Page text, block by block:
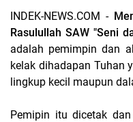
INDEK-NEWS.COM -
Rasulullah SAW "Seni
adalah pemimpin dan
kelak dihadapan Tuhan
lingkup kecil maupun
Pemipin itu dicetak